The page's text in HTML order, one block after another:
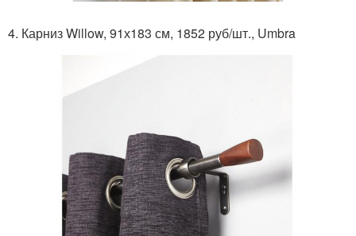
4. Карниз Willow, 91х183 см, 1852 руб/шт., Umbra